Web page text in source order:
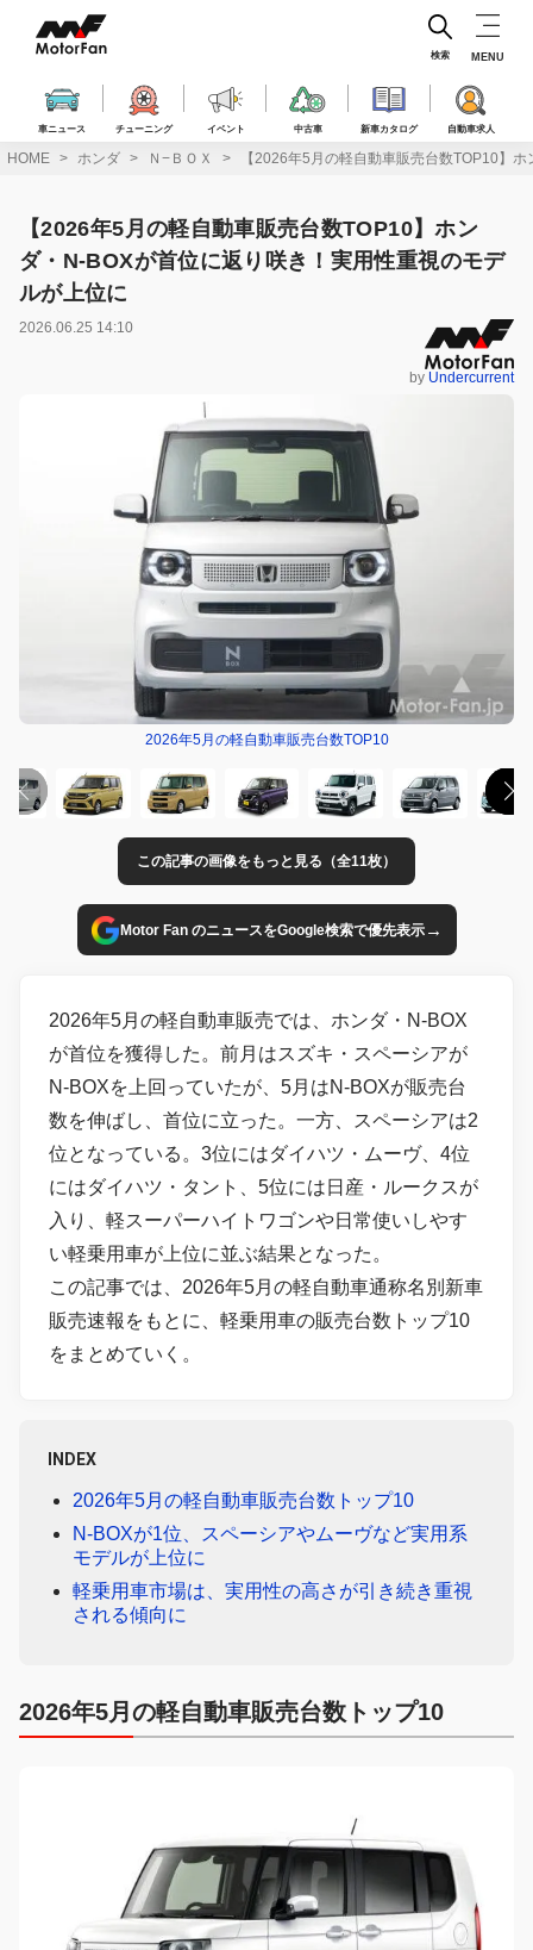
ス
車ニュース チューニング イベント 中古車 新車カタログ 自動車求人
検索 MENU
HOME ホンダ Ｎ−ＢＯＸ 【2026年5月の軽自動車販売台数TOP10】
【2026年5月の軽自動車販売台数TOP10】ホン
ダ・N-BOXが首位に返り咲き！実用性重視のモデ
ルが上位に
2026.06.25 14:10
by Undercurrent
2026年5月の軽自動車販売台数TOP10
この記事の画像をもっと見る（全11枚）
Motor Fan のニュースをGoogle検索で優先表示→
2026年5月の軽自動車販売では、ホンダ・N-BOX
が首位を獲得した。前月はスズキ・スペーシアが
N-BOXを上回っていたが、5月はN-BOXが販売台
数を伸ばし、首位に立った。一方、スペーシアは2
位となっている。3位にはダイハツ・ムーヴ、4位
にはダイハツ・タント、5位には日産・ルークスが
入り、軽スーパーハイトワゴンや日常使いしやす
い軽乗用車が上位に並ぶ結果となった。
この記事では、2026年5月の軽自動車通称名別新車
販売速報をもとに、軽乗用車の販売台数トップ10
をまとめていく。
INDEX
2026年5月の軽自動車販売台数トップ10
N-BOXが1位、スペーシアやムーヴなど実用系
モデルが上位に
軽乗用車市場は、実用性の高さが引き続き重視
される傾向に
2026年5月の軽自動車販売台数トップ10